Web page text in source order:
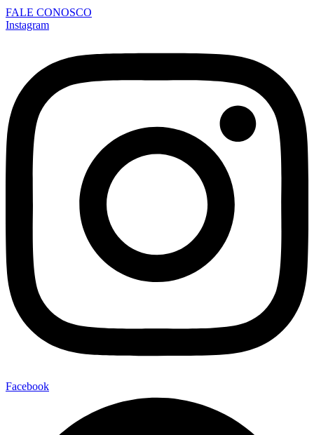
FALE CONOSCO
Instagram
Facebook